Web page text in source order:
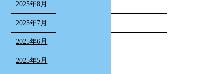
2025年8月
2025年7月
2025年6月
2025年5月